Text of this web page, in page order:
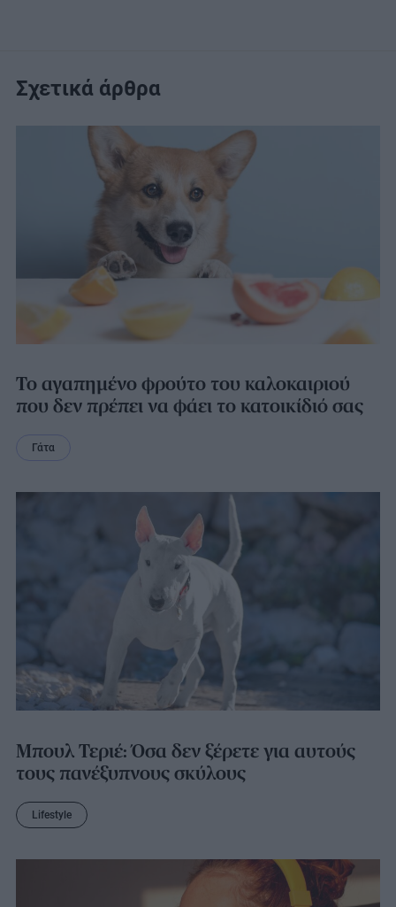
Σχετικά άρθρα
Το αγαπημένο φρούτο του καλοκαιριού
που δεν πρέπει να φάει το κατοικίδιό σας
Γάτα
Μπουλ Τεριέ: Όσα δεν ξέρετε για αυτούς
τους πανέξυπνους σκύλους
Lifestyle